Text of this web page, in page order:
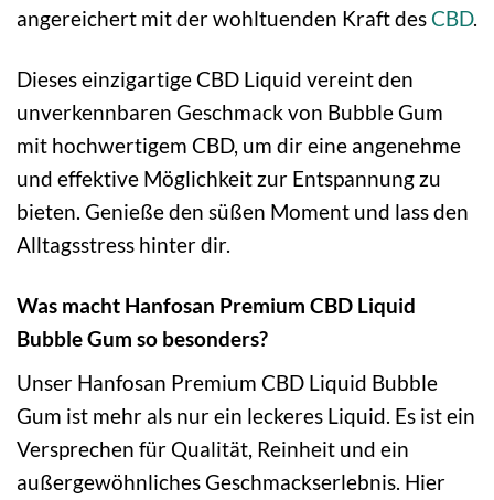
angereichert mit der wohltuenden Kraft desCBD.
Dieses einzigartige CBD Liquid vereint den
unverkennbaren Geschmack von Bubble Gum
mit hochwertigem CBD, um dir eine angenehme
und effektive Möglichkeit zur Entspannung zu
bieten. Genieße den süßen Moment und lass den
Alltagsstress hinter dir.
Was macht Hanfosan Premium CBD Liquid
Bubble Gum so besonders?
Unser Hanfosan Premium CBD Liquid Bubble
Gum ist mehr als nur ein leckeres Liquid. Es ist ein
Versprechen für Qualität, Reinheit und ein
außergewöhnliches Geschmackserlebnis. Hier